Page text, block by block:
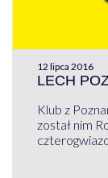
12 lipca 2016
LECH
Klub z
został nim